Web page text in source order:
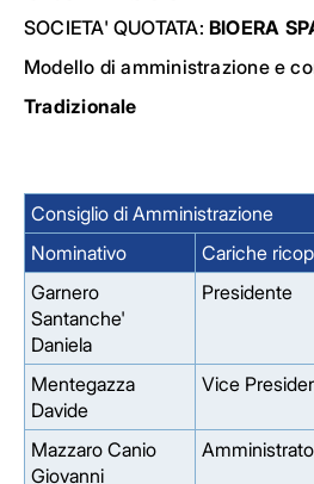
SOCIETA' QUOTATA: BIOERA
Modello di amministrazione e
Tradizionale
Consiglio di Amministrazione
Nominativo
Cariche
Garnero
Santanche'
Daniela
Presidente
Mentegazza
Davide
Vice
Mazzaro Canio
Giovanni